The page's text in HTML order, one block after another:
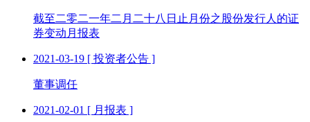
截至二零二一年二月二十八日止月份之股份发行人的证
券变动月报表
2021-03-19 [ 投资者公告 ]
董事调任
2021-02-01 [ 月报表 ]